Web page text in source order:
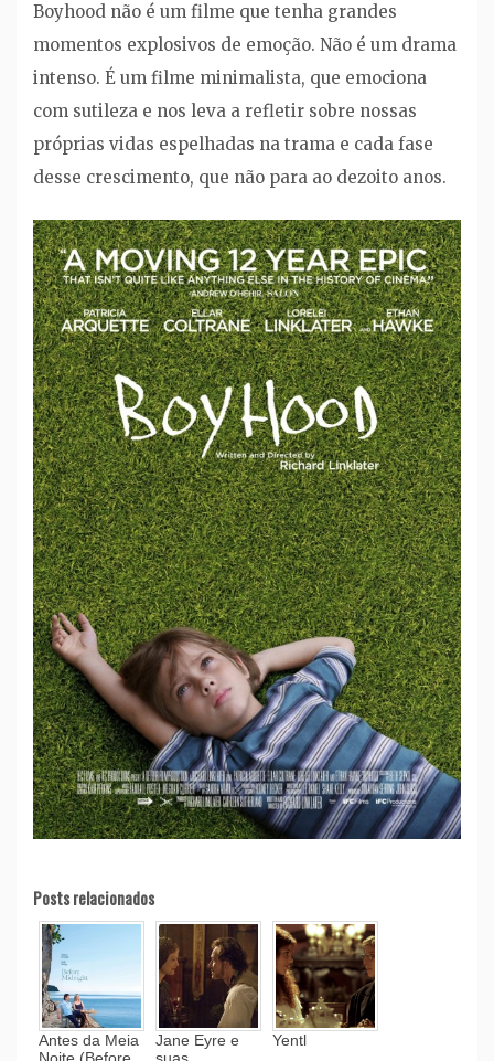
Boyhood não é um filme que tenha grandes
momentos explosivos de emoção. Não é um drama
intenso. É um filme minimalista, que emociona
com sutileza e nos leva a refletir sobre nossas
próprias vidas espelhadas na trama e cada fase
desse crescimento, que não para ao dezoito anos.
Posts relacionados
Antes da Meia
Jane Eyre e
Yentl